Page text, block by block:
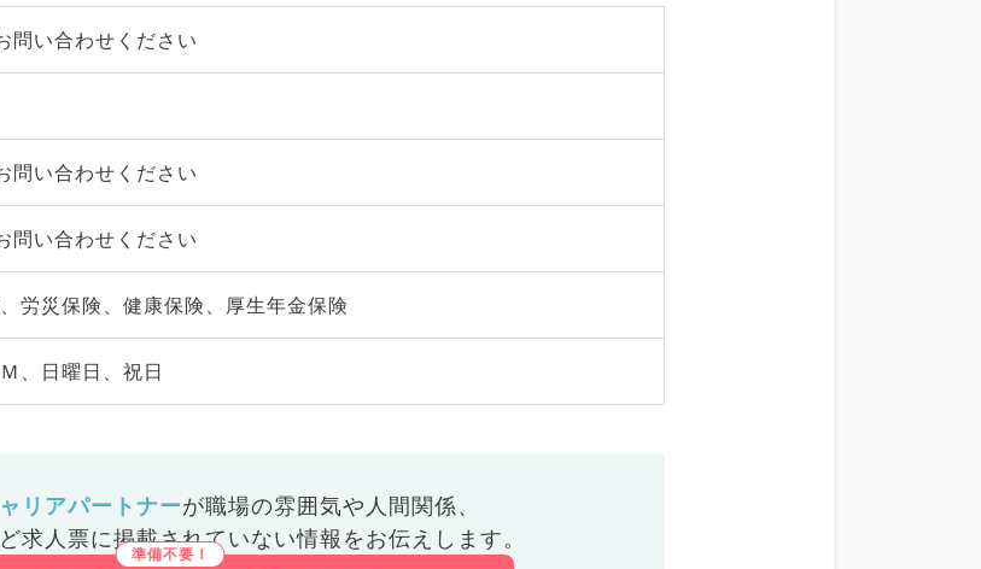
問い合わせください
問い合わせください
問い合わせください
労災保険、健康保険、厚生年金保険
、日曜日、祝日
リアパートナーが職場の雰囲気や人間関係、
求人票に掲載されていない情報をお伝えします。